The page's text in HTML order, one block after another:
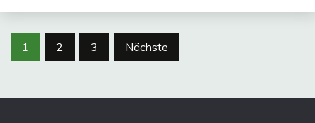
Seitennummerierung
Beiträge
1 2 3 Nächste